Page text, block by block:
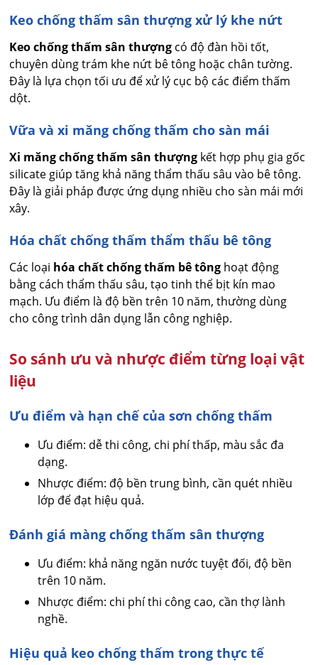
Keo chống thấm sân thượng xử lý khe nứt
Keo chống thấm sân thượng có độ đàn hồi tốt,
chuyên dùng trám khe nứt bê tông hoặc chân tường.
Đây là lựa chọn tối ưu để xử lý cục bộ các điểm thấm
dột.
Vữa và xi măng chống thấm cho sàn mái
Xi măng chống thấm sân thượng kết hợp phụ gia gốc
silicate giúp tăng khả năng thẩm thấu sâu vào bê tông.
Đây là giải pháp được ứng dụng nhiều cho sàn mái mới
xây.
Hóa chất chống thấm thẩm thấu bê tông
Các loại hóa chất chống thấm bê tông hoạt động
bằng cách thẩm thấu sâu, tạo tinh thể bịt kín mao
mạch. Ưu điểm là độ bền trên 10 năm, thường dùng
cho công trình dân dụng lẫn công nghiệp.
So sánh ưu và nhược điểm từng loại vật
liệu
Ưu điểm và hạn chế của sơn chống thấm
Ưu điểm: dễ thi công, chi phí thấp, màu sắc đa
dạng.
Nhược điểm: độ bền trung bình, cần quét nhiều
lớp để đạt hiệu quả.
Đánh giá màng chống thấm sân thượng
Ưu điểm: khả năng ngăn nước tuyệt đối, độ bền
trên 10 năm.
Nhược điểm: chi phí thi công cao, cần thợ lành
nghề.
Hiệu quả keo chống thấm trong thực tế